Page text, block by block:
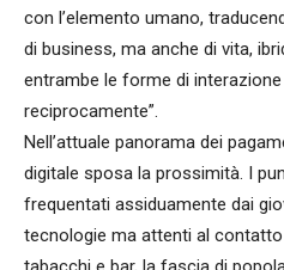
con l’elemento umano,
di business, ma anche di vita,
entrambe le forme di
reciprocamente”.
Nell’attuale panorama dei
digitale sposa la prossimità. I
frequentati assiduamente dai
tecnologie ma attenti al